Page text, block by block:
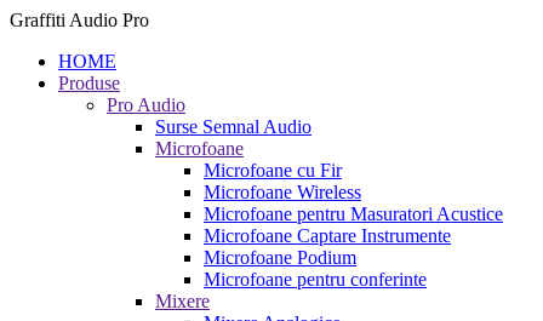
Graffiti Audio Pro
HOME
Produse
Pro Audio
Surse Semnal Audio
Microfoane
Microfoane cu Fir
Microfoane Wireless
Microfoane pentru Masuratori Acustice
Microfoane Captare Instrumente
Microfoane Podium
Microfoane pentru conferinte
Mixere